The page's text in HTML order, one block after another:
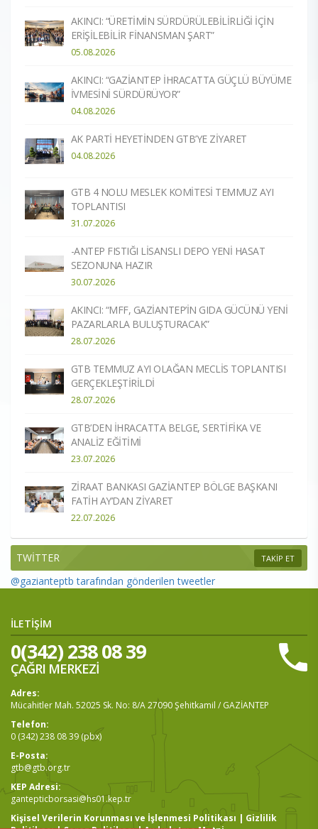
AKINCI: “ÜRETİMİN SÜRDÜRÜLEBİLİRLİĞİ İÇİN
ERİŞİLEBİLİR FİNANSMAN ŞART”
05.08.2026
AKINCI: “GAZİANTEP İHRACATTA GÜÇLÜ BÜYÜME
İVMESİNİ SÜRDÜRÜYOR”
04.08.2026
AK PARTİ HEYETİNDEN GTB’YE ZİYARET
04.08.2026
GTB 4 NOLU MESLEK KOMİTESİ TEMMUZ AYI
TOPLANTISI
31.07.2026
-ANTEP FISTIĞI LİSANSLI DEPO YENİ HASAT
SEZONUNA HAZIR​
30.07.2026
AKINCI: “MFF, GAZİANTEP’İN GIDA GÜCÜNÜ YENİ
PAZARLARLA BULUŞTURACAK”
28.07.2026
GTB TEMMUZ AYI OLAĞAN MECLİS TOPLANTISI
GERÇEKLEŞTİRİLDİ
28.07.2026
GTB’DEN İHRACATTA BELGE, SERTİFİKA VE
ANALİZ EĞİTİMİ
23.07.2026
ZİRAAT BANKASI GAZİANTEP BÖLGE BAŞKANI
FATİH AY’DAN ZİYARET
22.07.2026
TWİTTER TAKİP ET
@gazianteptb tarafından gönderilen tweetler
İLETİŞİM
0(342) 238 08 39
ÇAĞRI MERKEZİ
Adres:
Mücahitler Mah. 52025 Sk. No: 8/A 27090 Şehitkamil / GAZİANTEP
Telefon:
0 (342) 238 08 39 (pbx)
E-Posta:
gtb@gtb.org.tr
KEP Adresi:
gantepticborsasi@hs01.kep.tr
Kişisel Verilerin Korunması ve İşlenmesi Politikası
Gizlilik